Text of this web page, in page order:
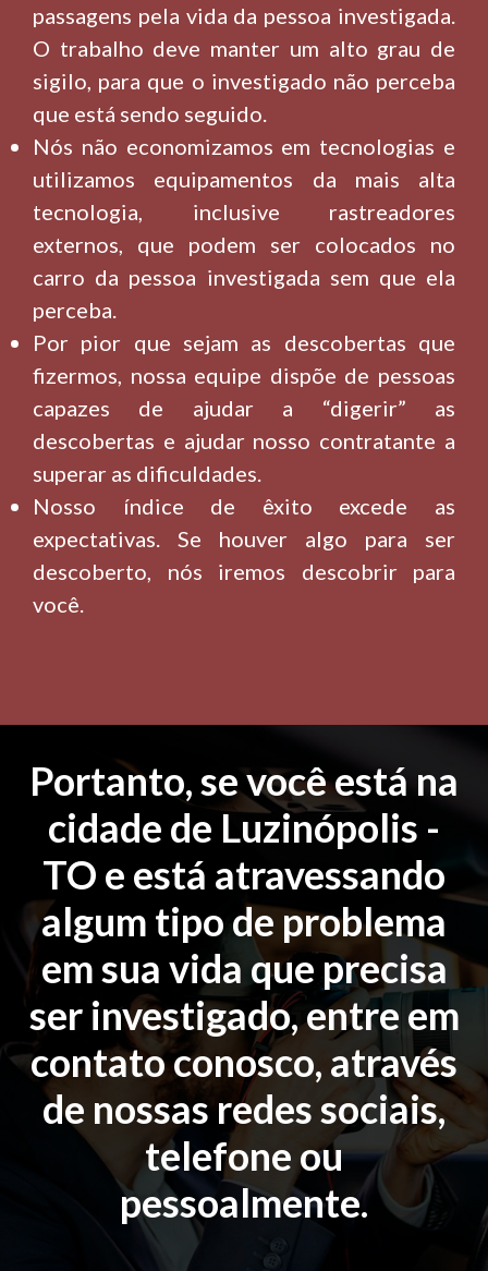
passagens pela vida da pessoa investigada.
O trabalho deve manter um alto grau de
sigilo, para que o investigado não perceba
que está sendo seguido.
Nós não economizamos em tecnologias e
utilizamos equipamentos da mais alta
tecnologia, inclusive rastreadores
externos, que podem ser colocados no
carro da pessoa investigada sem que ela
perceba.
Por pior que sejam as descobertas que
fizermos, nossa equipe dispõe de pessoas
capazes de ajudar a “digerir” as
descobertas e ajudar nosso contratante a
superar as dificuldades.
Nosso índice de êxito excede as
expectativas. Se houver algo para ser
descoberto, nós iremos descobrir para
você.
Portanto, se você está na
cidade de Luzinópolis -
TO e está atravessando
algum tipo de problema
em sua vida que precisa
ser investigado, entre em
contato conosco, através
de nossas redes sociais,
telefone ou
pessoalmente.